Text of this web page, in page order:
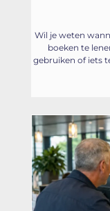
Wil je weten
boeken te
gebruiken of iets